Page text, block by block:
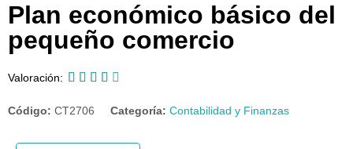
Plan económico básico del
pequeño comercio
Valoración:     
Código: CT2706 Categoría: Contabilidad y Finanzas